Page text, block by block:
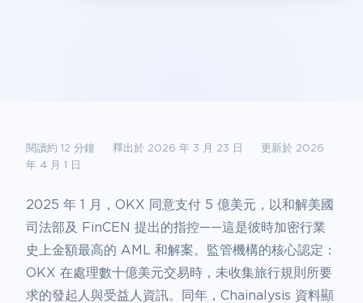
閱讀約 12 分鐘 釋出於 2026 年 3 月 23 日
更新於 2026
年 4 月 1 日
2025 年 1 月，OKX 同意支付 5 億美元，以和解美國
司法部及 FinCEN 提出的指控——這是彼時加密行業
史上金額最高的 AML 和解案。監管機構的核心認定：
OKX 在處理數十億美元交易時，未收集旅行規則所要
求的發起人與受益人資訊。同年，Chainalysis 資料顯